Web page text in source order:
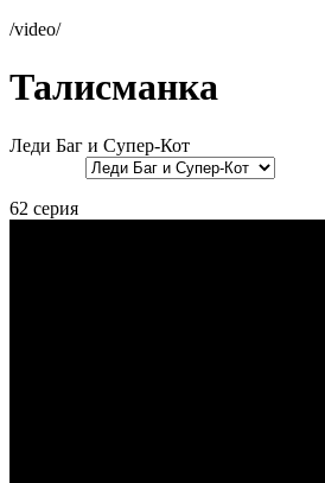
/video/
Талисманка
Леди Баг и Супер-Кот
62 серия